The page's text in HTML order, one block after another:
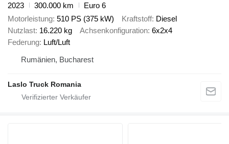
2023
300.000 km
Euro 6
Motorleistung 510 PS (375 kW) Kraftstoff Diesel
Nutzlast 16.220 kg Achsenkonfiguration 6x2x4
Federung Luft/Luft
Rumänien, Bucharest
Laslo Truck Romania